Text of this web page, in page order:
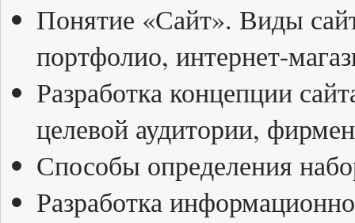
Понятие «Сайт». Виды
портфолио, интернет-
Разработка концепции
целевой аудитории,
Способы определения
Разработка